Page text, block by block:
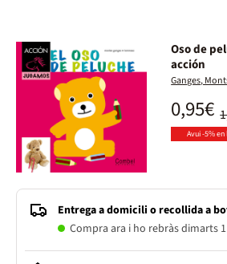
Oso de
acción
Ganges,
0,95€
Avui -5%
Entrega a domicili o recollida a
Compra ara i ho rebràs dimarts